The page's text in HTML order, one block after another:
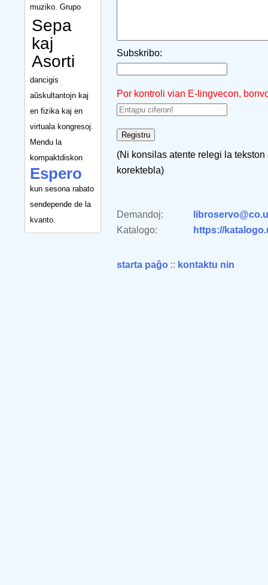
muziko. Grupo
Sepa
kaj
Asorti
dancigis
aŭskultantojn kaj
en fizika kaj en
virtuala kongresoj.
Mendu la
kompaktdiskon
Espero
kun sesona rabato
sendepende de la
kvanto.
Subskribo:
Por kontroli vian E-lingvecon,
(Ni konsilas atente relegi la
korektebla)
Demandoj:
Katalogo:
https://
starta paĝo :: kontaktu nin